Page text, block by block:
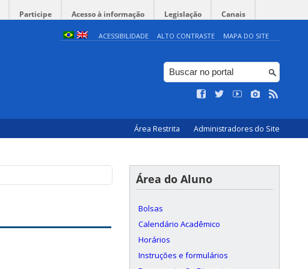
Participe Acesso à informação Legislação Canais
ACESSIBILIDADE ALTO CONTRASTE MAPA DO SITE
Área Restrita Administradores do Site
Área do Aluno
Bolsas
Calendário Acadêmico
Horários
Instruções e formulários